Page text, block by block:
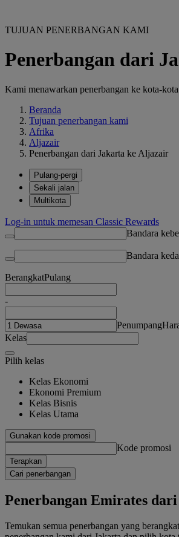
TUJUAN PENERBANGAN KAMI
Penerbangan dari
Kami menawarkan penerbangan ke kota-
Beranda
Tujuan penerbangan kami
Afrika
Aljazair
Penerbangan dari Jakarta ke Aljazair
Pulang-pergi
Sekali jalan
Multikota
Log-in untuk memesan Classic Rewards
Bandara
Bandara
BerangkatPulang
-
Penumpang
Kelas
Pilih kelas
Kelas Ekonomi
Ekonomi Premium
Kelas Bisnis
Kelas Utama
Gunakan kode promosi
Kode promosi
Terapkan
Cari penerbangan
Penerbangan Emirates
Temukan semua penerbangan yang